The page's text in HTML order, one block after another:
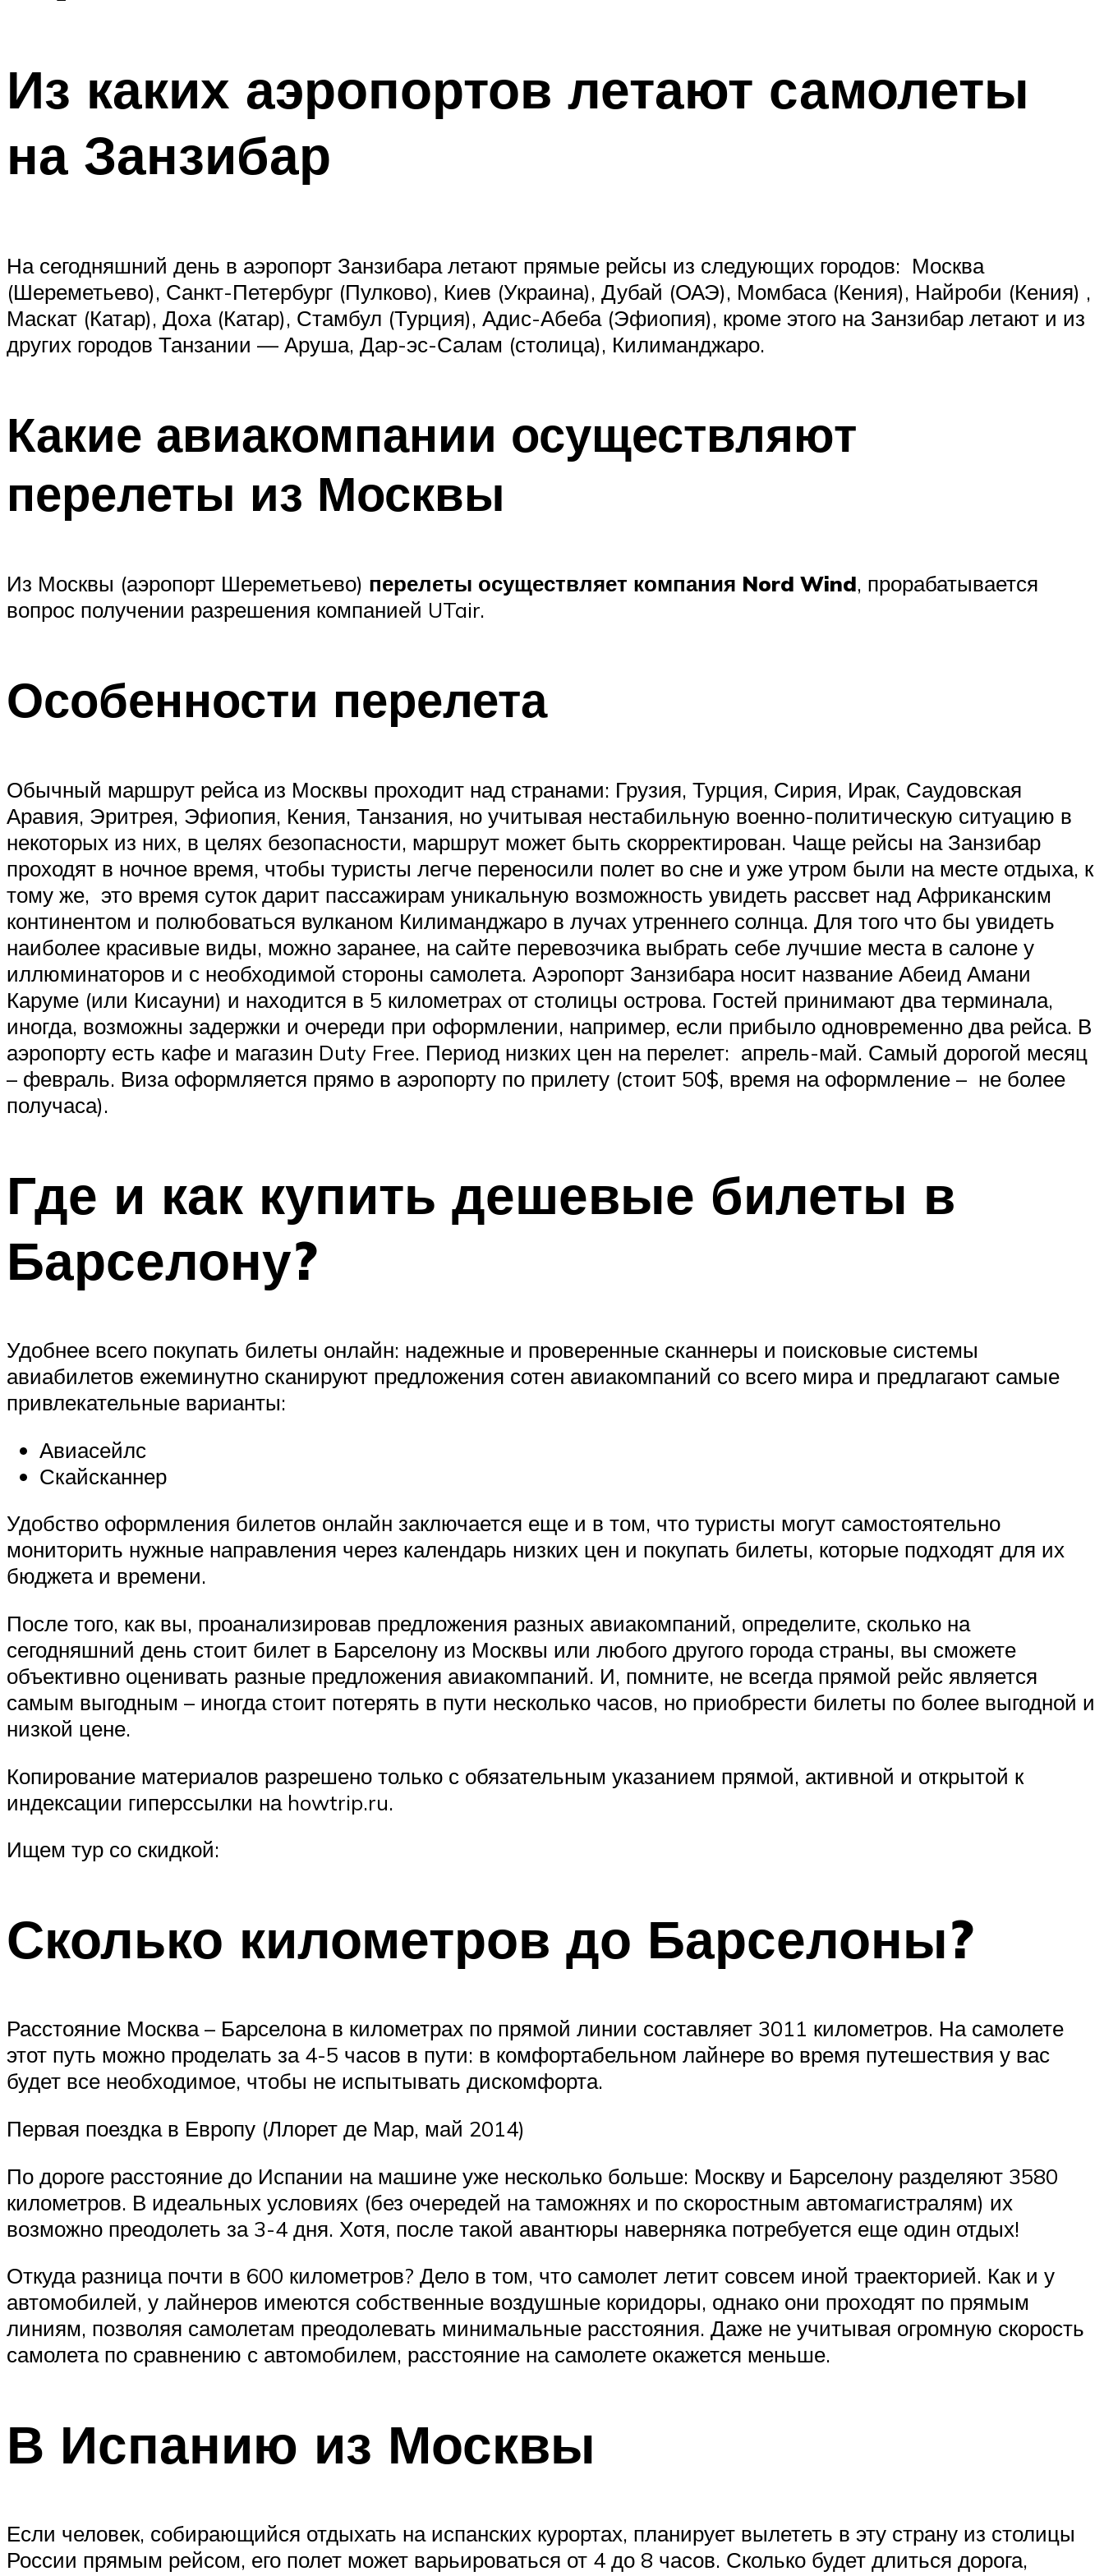
Из каких аэропортов летают самолеты
на Занзибар
На сегодняшний день в аэропорт Занзибара летают прямые рейсы из следующих городов: Москва
(Шереметьево), Санкт-Петербург (Пулково), Киев (Украина), Дубай (ОАЭ), Момбаса (Кения), Найроби (Кения) ,
Маскат (Катар), Доха (Катар), Стамбул (Турция), Адис-Абеба (Эфиопия), кроме этого на Занзибар летают и из
других городов Танзании — Аруша, Дар-эс-Салам (столица), Килиманджаро.
Какие авиакомпании осуществляют
перелеты из Москвы
Из Москвы (аэропорт Шереметьево) перелеты осуществляет компания Nord Wind, прорабатывается
вопрос получении разрешения компанией UTair.
Особенности перелета
Обычный маршрут рейса из Москвы проходит над странами: Грузия, Турция, Сирия, Ирак, Саудовская
Аравия, Эритрея, Эфиопия, Кения, Танзания, но учитывая нестабильную военно-политическую ситуацию в
некоторых из них, в целях безопасности, маршрут может быть скорректирован. Чаще рейсы на Занзибар
проходят в ночное время, чтобы туристы легче переносили полет во сне и уже утром были на месте отдыха, к
тому же, это время суток дарит пассажирам уникальную возможность увидеть рассвет над Африканским
континентом и полюбоваться вулканом Килиманджаро в лучах утреннего солнца. Для того что бы увидеть
наиболее красивые виды, можно заранее, на сайте перевозчика выбрать себе лучшие места в салоне у
иллюминаторов и с необходимой стороны самолета. Аэропорт Занзибара носит название Абеид Амани
Каруме (или Кисауни) и находится в 5 километрах от столицы острова. Гостей принимают два терминала,
иногда, возможны задержки и очереди при оформлении, например, если прибыло одновременно два рейса. В
аэропорту есть кафе и магазин Duty Free. Период низких цен на перелет: апрель-май. Самый дорогой месяц
– февраль. Виза оформляется прямо в аэропорту по прилету (стоит 50$, время на оформление – не более
получаса).
Где и как купить дешевые билеты в
Барселону?
Удобнее всего покупать билеты онлайн: надежные и проверенные сканнеры и поисковые системы
авиабилетов ежеминутно сканируют предложения сотен авиакомпаний со всего мира и предлагают самые
привлекательные варианты:
Авиасейлс
Скайсканнер
Удобство оформления билетов онлайн заключается еще и в том, что туристы могут самостоятельно
мониторить нужные направления через календарь низких цен и покупать билеты, которые подходят для их
бюджета и времени.
После того, как вы, проанализировав предложения разных авиакомпаний, определите, сколько на
сегодняшний день стоит билет в Барселону из Москвы или любого другого города страны, вы сможете
объективно оценивать разные предложения авиакомпаний. И, помните, не всегда прямой рейс является
самым выгодным – иногда стоит потерять в пути несколько часов, но приобрести билеты по более выгодной и
низкой цене.
Копирование материалов разрешено только с обязательным указанием прямой, активной и открытой к
индексации гиперссылки на howtrip.ru.
Ищем тур со скидкой:
Сколько километров до Барселоны?
Расстояние Москва – Барселона в километрах по прямой линии составляет 3011 километров. На самолете
этот путь можно проделать за 4-5 часов в пути: в комфортабельном лайнере во время путешествия у вас
будет все необходимое, чтобы не испытывать дискомфорта.
Первая поездка в Европу (Ллорет де Мар, май 2014)
По дороге расстояние до Испании на машине уже несколько больше: Москву и Барселону разделяют 3580
километров. В идеальных условиях (без очередей на таможнях и по скоростным автомагистралям) их
возможно преодолеть за 3-4 дня. Хотя, после такой авантюры наверняка потребуется еще один отдых!
Откуда разница почти в 600 километров? Дело в том, что самолет летит совсем иной траекторией. Как и у
автомобилей, у лайнеров имеются собственные воздушные коридоры, однако они проходят по прямым
линиям, позволяя самолетам преодолевать минимальные расстояния. Даже не учитывая огромную скорость
самолета по сравнению с автомобилем, расстояние на самолете окажется меньше.
В Испанию из Москвы
Если человек, собирающийся отдыхать на испанских курортах, планирует вылететь в эту страну из столицы
России прямым рейсом, его полет может варьироваться от 4 до 8 часов. Сколько будет длиться дорога,